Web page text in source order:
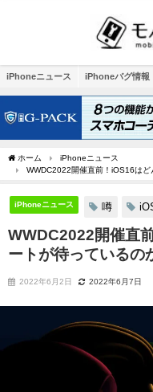
iPhoneニュース iPhoneバグ情報
ホーム
iPhoneニュース
WWDC2022開催直前！iOS16は
iPhoneニュース 噂
WWDC2022開催直
ートが待っているの
2022年6月2日 2022年6月7日